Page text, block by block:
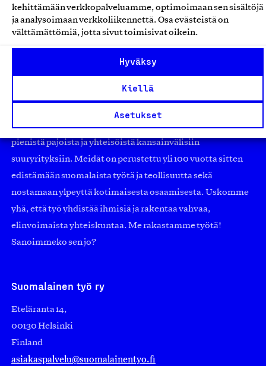
kehittämään verkkopalveluamme, optimoimaan sen sisältöjä
ja analysoimaan verkkoliikennettä. Osa evästeistä on
välttämättömiä, jotta sivut toimisivat oikein.
Hyväksy
Kiellä
Asetukset
Olemme jäsentemme omistama puolueeton,
Jäseninämme on koko suomalaisen yhteiskunnan kirjo
pienistä pajoista ja yhteisöistä kansainvälisiin
suuryrityksiin. Meidät on perustettu yli 100 vuotta sitten
edistämään suomalaista työtä ja teollisuutta sekä
nostamaan ylpeyttä kotimaisesta osaamisesta. Uskomme
yhä, että työ yhdistää ihmisiä ja rakentaa vahvaa,
elinvoimaista yhteiskuntaa. Me rakastamme työtä!
Sanoimmeko sen jo?
Suomalainen työ ry
Eteläranta 14,
00130 Helsinki
Finland
asiakaspalvelu@suomalainentyo.fi